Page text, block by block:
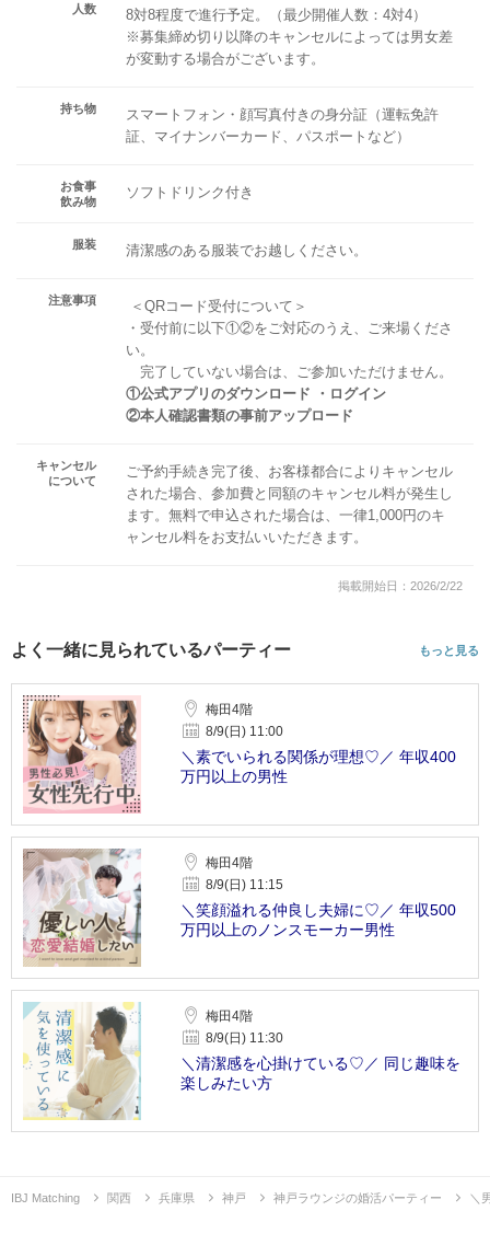
人数
8対8程度で進行予定。（最少開催人数：4対4）
※募集締め切り以降のキャンセルによっては男女差
が変動する場合がございます。
持ち物
スマートフォン・顔写真付きの身分証（運転免許
証、マイナンバーカード、パスポートなど）
お食事
飲み物
ソフトドリンク付き
服装 清潔感のある服装でお越しください。
注意事項
＜QRコード受付について＞
・受付前に以下①②をご対応のうえ、ご来場くださ
い。
完了していない場合は、ご参加いただけません。
①公式アプリのダウンロード ・ログイン
②本人確認書類の事前アップロード
キャンセル
について
ご予約手続き完了後、お客様都合によりキャンセル
された場合、参加費と同額のキャンセル料が発生し
ます。無料で申込された場合は、一律1,000円のキ
ャンセル料をお支払いいただきます。
掲載開始日：2026/2/22
よく一緒に見られているパーティー もっと見る
梅田4階
8/9(日) 11:00
＼素でいられる関係が理想♡／ 年収400
万円以上の男性
梅田4階
8/9(日) 11:15
＼笑顔溢れる仲良し夫婦に♡／ 年収500
万円以上のノンスモーカー男性
梅田4階
8/9(日) 11:30
＼清潔感を心掛けている♡／ 同じ趣味を
楽しみたい方
IBJ Matching 関西 兵庫県 神戸 神戸ラウンジの婚活パーティー ＼